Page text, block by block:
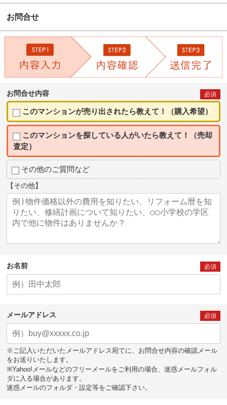
お問合せ
お問合せ内容 必須
このマンションが売り出されたら教えて！（購入希望）
このマンションを探している人がいたら教えて！（売却
査定）
その他のご質問など
【その他】
お名前 必須
メールアドレス 必須
※ご記入いただいたメールアドレス宛てに、お問合せ内容の確認メール
をお送りいたします。
※Yahoo!メールなどのフリーメールをご利用の場合、迷惑メールフォル
ダに入る場合があります。
迷惑メールのフォルダ・設定等をご確認下さい。